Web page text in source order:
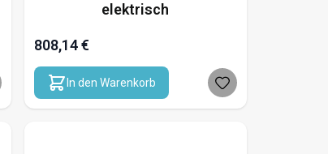
elektrisch
808,14 €
In den Warenkorb